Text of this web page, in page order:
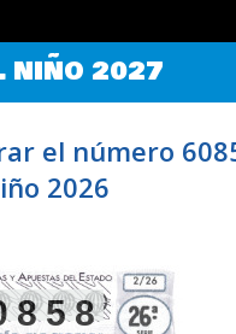
NIÑO 2027
el número
2026